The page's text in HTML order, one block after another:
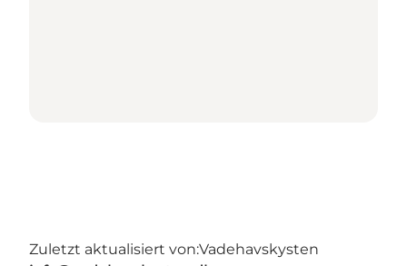
Zuletzt aktualisiert von:Vadehavskysten